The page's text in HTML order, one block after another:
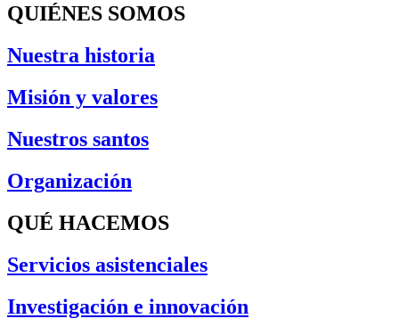
QUIÉNES SOMOS
Nuestra historia
Misión y valores
Nuestros santos
Organización
QUÉ HACEMOS
Servicios asistenciales
Investigación e innovación